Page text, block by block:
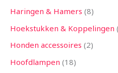
Haringen & Hamers 8
Hoekstukken & Koppelingen
Honden accessoires 2
Hoofdlampen 18